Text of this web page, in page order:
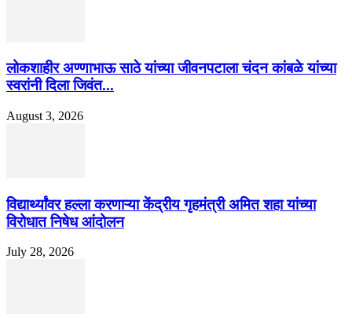
लोकशाहीर अण्णाभाऊ साठे यांच्या जीवनपटाला चंदन कांबळे यांच्या
स्वरांनी दिला जिवंत...
August 3, 2026
विद्यार्थ्यांवर हल्ला करणाऱ्या केंद्रीय गृहमंत्री अमित शहा यांच्या
विरोधात निषेध आंदोलन
July 28, 2026